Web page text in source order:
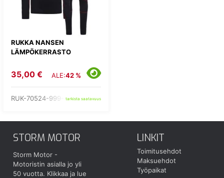
RUKKA NANSEN
LÄMPÖKERRASTO
35,00 € ALE:42 %
RUK-70524-999-Ltarkista saatavuus
STORM MOTOR
Storm Motor -
Motoristin asialla jo yli
50 vuotta. Klikkaa ja lue
LINKIT
Toimitusehdot
Maksuehdot
Työpaikat